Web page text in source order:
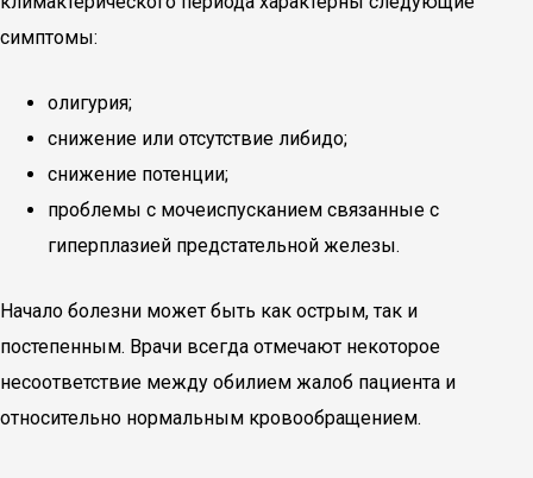
симптомы:
олигурия;
снижение или отсутствие либидо;
снижение потенции;
проблемы с мочеиспусканием связанные с
гиперплазией предстательной железы.
Начало болезни может быть как острым, так и
постепенным. Врачи всегда отмечают некоторое
несоответствие между обилием жалоб пациента и
относительно нормальным кровообращением.